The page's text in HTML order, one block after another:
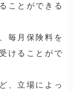
ことができる
毎月保険料を
けることがで
、立場によっ